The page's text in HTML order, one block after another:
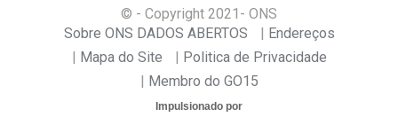
© - Copyright 2021 - ONS
Sobre ONS DADOS ABERTOS
Endereços
Mapa do Site
Politica de Privacidade
Membro do GO15
Impulsionado por